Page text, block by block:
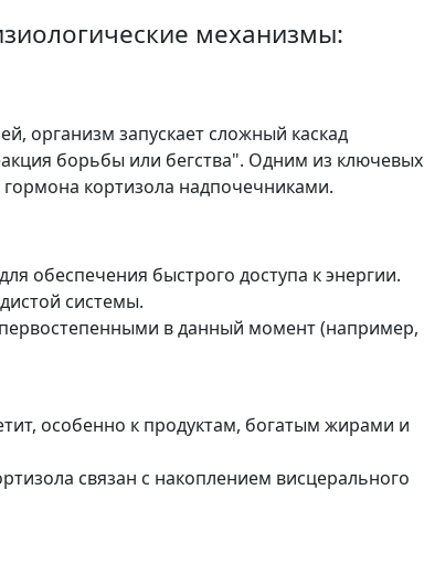
механизмы:
организм запускает сложный каскад
борьбы или бегства". Одним из ключевых
кортизола надпочечниками.
обеспечения быстрого доступа к энергии.
системы.
в данный момент (например,
особенно к продуктам, богатым жирами и
связан с накоплением висцерального